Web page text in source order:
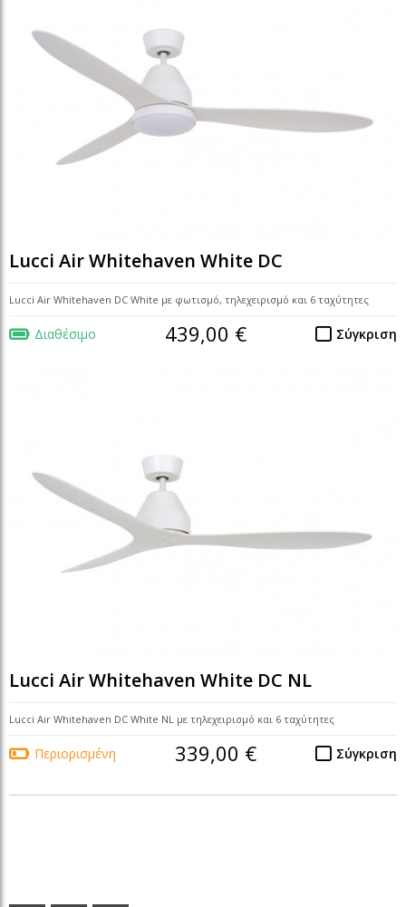
Lucci Air Whitehaven White DC
Lucci Air Whitehaven DC White με φωτισμό, τηλεχειρισμό και 6 ταχύτητες
Διαθέσιμο Σύγκριση
439,00 €
Lucci Air Whitehaven White DC NL
Lucci Air Whitehaven DC White NL με τηλεχειρισμό και 6 ταχύτητες
Περιορισμένη Σύγκριση
339,00 €